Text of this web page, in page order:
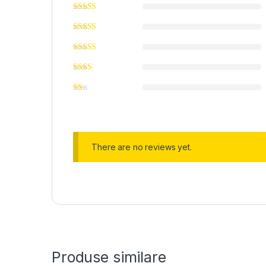
There are no reviews yet.
Produse similare